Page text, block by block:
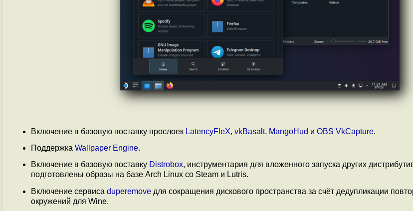
Включение в базовую поставку прослоек LatencyFleX, vkBasalt, MangoHud и OBS VkCapture.
Поддержка Wallpaper Engine.
Включение в базовую поставку Distrobox, инструментария для вложенного запуска других
подготовлены образы на базе Arch Linux со Steam и Lutris.
Включение сервиса duperemove для сокращения дискового пространства за счёт дедупликации
окружений для Wine.